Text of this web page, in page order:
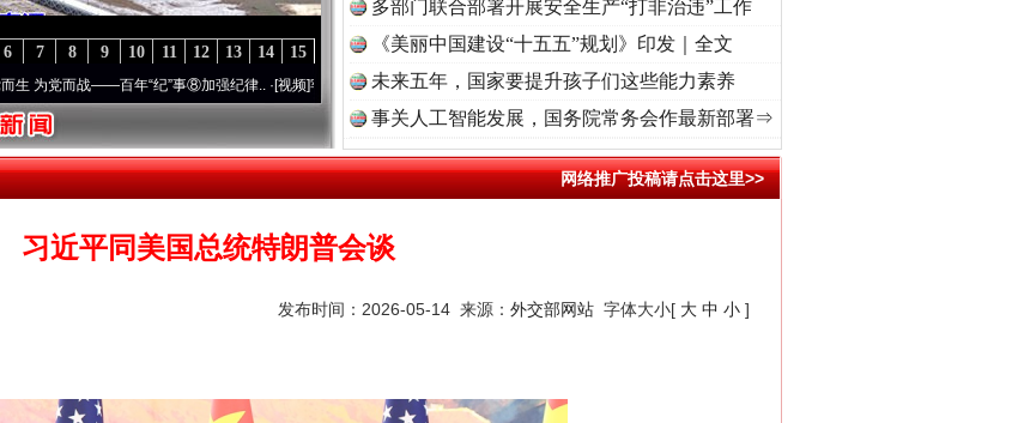
15
14
13
12
11
10
9
8
7
6
年“纪”事⑧加强纪律..·[视频]牢记初心使命 奋进复兴征程丨“转折之城”激荡..·[视频]牢记初心使命 奋进复兴征程丨红船起航处 潮起..
多部门联合部署开展安全生产“打非治违”工作
《美丽中国建设“十五五”规划》印发｜全文
未来五年，国家要提升孩子们这些能力素养
事关人工智能发展，国务院常务会作最新部署⇒
网络推广投稿请点击这里>>
习近平同美国总统特朗普会谈
发布时间：2026-05-14 来源： 外交部网站 字体大小[ 大 中 小 ]